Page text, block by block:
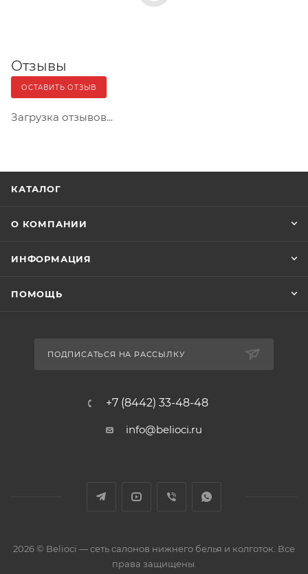
Отзывы
ОСТАВИТЬ ОТЗЫВ
Загрузка отзывов...
КАТАЛОГ
О КОМПАНИИ
ИНФОРМАЦИЯ
ПОМОЩЬ
ПОДПИСАТЬСЯ НА РАССЫЛКУ
+7 (8442) 33-48-48
info@belioci.ru
2026 © Belioci — сеть салонов нижнего белья и колготок. Все
права защищены.